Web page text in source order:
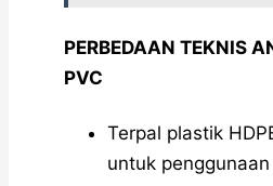
PERBEDAAN TEKNIS
PVC
Terpal plastik
untuk